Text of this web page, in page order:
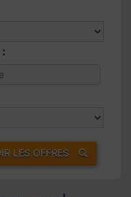
LES OFFRES